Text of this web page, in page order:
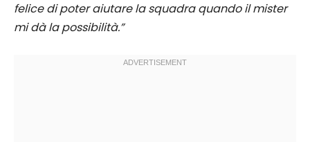
felice di poter aiutare la squadra quando il mister
mi dà la possibilità.”